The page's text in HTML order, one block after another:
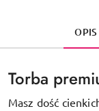
Torba
Masz dość